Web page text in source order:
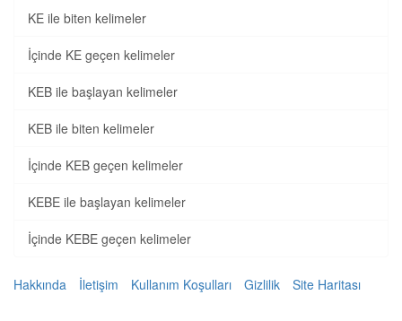
KE ile biten kelimeler
İçinde KE geçen kelimeler
KEB ile başlayan kelimeler
KEB ile biten kelimeler
İçinde KEB geçen kelimeler
KEBE ile başlayan kelimeler
İçinde KEBE geçen kelimeler
Hakkında İletişim Kullanım Koşulları Gizlilik Site Haritası